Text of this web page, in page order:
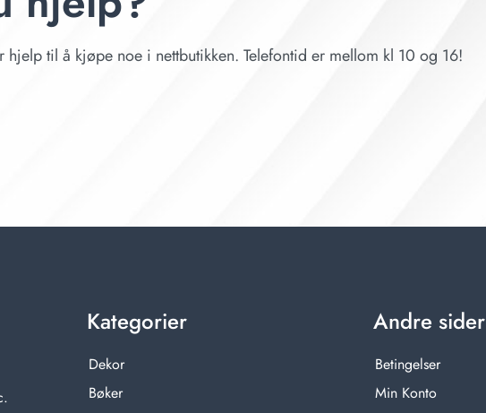
hjelp til å kjøpe noe i nettbutikken. Telefontid er mellom kl 10 og 16!
Kategorier
Dekor
Bøker
Andre sider
Betingelser
Min Konto